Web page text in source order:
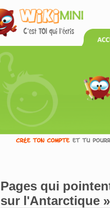
Pages qui
sur l'Antarctique »